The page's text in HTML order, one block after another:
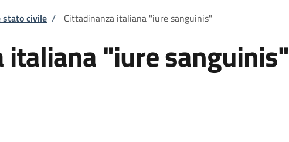
stato civile / Cittadinanza italiana "iure sanguinis"
italiana "iure sanguinis"